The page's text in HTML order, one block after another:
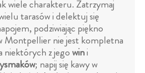
wiele charakteru. Zatrzymaj
tarasów i delektuj się
podziwiając piękno
Montpellier nie jest kompletna
niektórych z jegowini
; napij się kawy w